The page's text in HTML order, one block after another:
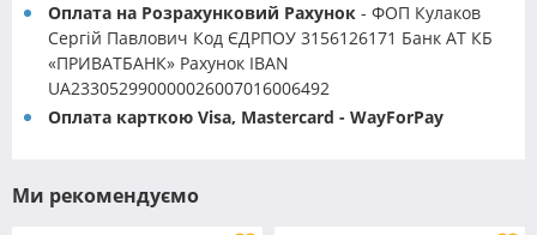
Оплата на Розрахунковий Рахунок - ФОП Кулаков
Сергій Павлович Код ЄДРПОУ 3156126171 Банк АТ КБ
«ПРИВАТБАНК» Рахунок IBAN
UA233052990000026007016006492
Оплата карткою Visa, Mastercard - WayForPay
Ми рекомендуємо